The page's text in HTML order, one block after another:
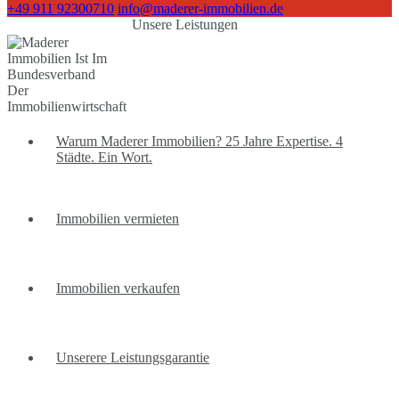
+49 911 92300710 info@maderer-immobilien.de
Unsere Leistungen
Warum Maderer Immobilien? 25 Jahre Expertise. 4
Städte. Ein Wort.
Immobilien vermieten
Immobilien verkaufen
Unserere Leistungsgarantie